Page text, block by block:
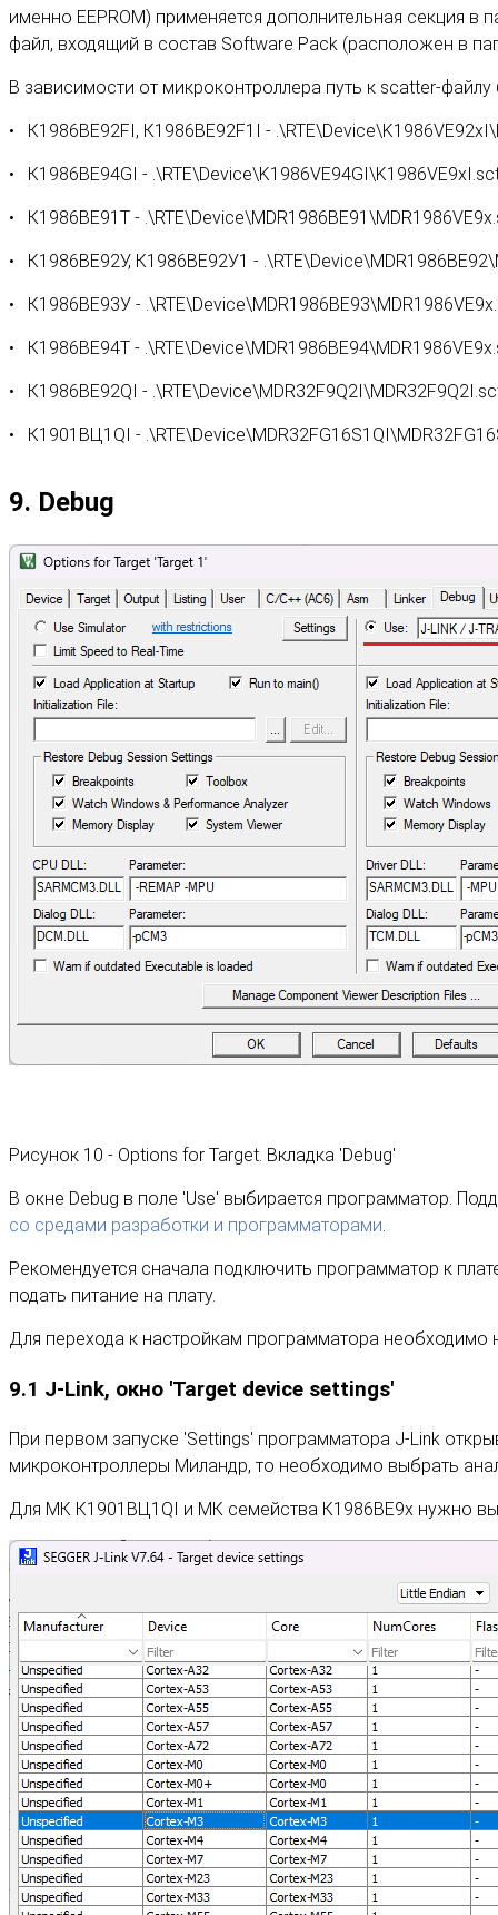
именно EEPROM) применяется дополнительная секция в
файл, входящий в состав Software Pack (расположен в
В зависимости от микроконтроллера путь к scatter-
К1986ВЕ92FI, К1986ВЕ92F1I -
К1986ВЕ94GI -
К1986ВЕ91Т -
К1986ВЕ92У, К1986ВЕ92У1 -
К1986ВЕ93У -
К1986ВЕ94Т -
К1986ВЕ92QI -
К1901ВЦ1QI -
9. Debug
Рисунок 10 - Options for Target. Вкладка 'Debug'
В окне Debug в поле 'Use' выбирается программатор.
со средами разработки и программаторами.
Рекомендуется сначала подключить программатор к
подать питание на плату.
Для перехода к настройкам программатора необходимо
9.1 J-Link, окно 'Target device settings'
При первом запуске 'Settings' программатора J-Link
микроконтроллеры Миландр, то необходимо выбрать
Для МК К1901ВЦ1QI и МК семейства К1986ВЕ9x нужно